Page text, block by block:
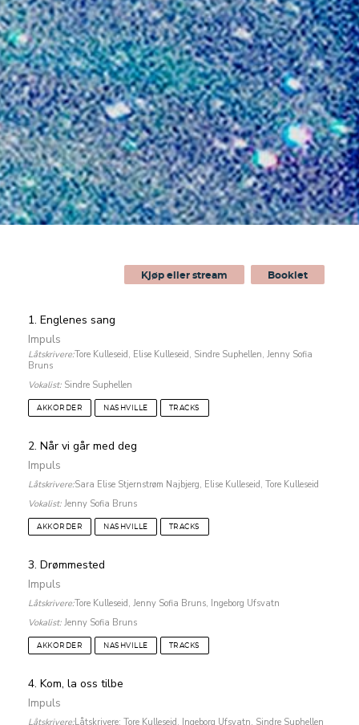
Kjøp eller stream Booklet
1. Englenes sang
Impuls
Låtskrivere:Tore Kulleseid, Elise Kulleseid, Sindre Suphellen, Jenny Sofia
Bruns
Vokalist: Sindre Suphellen
AKKORDER NASHVILLE TRACKS
2. Når vi går med deg
Impuls
Låtskrivere:Sara Elise Stjernstrøm Najbjerg, Elise Kulleseid, Tore Kulleseid
Vokalist: Jenny Sofia Bruns
AKKORDER NASHVILLE TRACKS
3. Drømmested
Impuls
Låtskrivere:Tore Kulleseid, Jenny Sofia Bruns, Ingeborg Ufsvatn
Vokalist: Jenny Sofia Bruns
AKKORDER NASHVILLE TRACKS
4. Kom, la oss tilbe
Impuls
Låtskrivere:Låtskrivere: Tore Kulleseid, Ingeborg Ufsvatn, Sindre Suphellen